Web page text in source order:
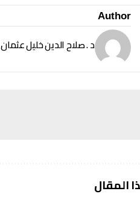
Author
د . صلاح الدين خليل عثمان
المقال